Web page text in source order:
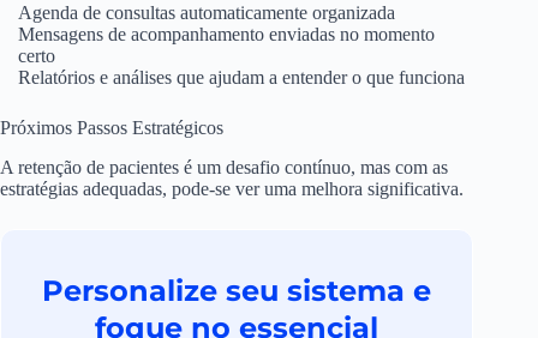
Agenda de consultas automaticamente organizada
Mensagens de acompanhamento enviadas no momento
certo
Relatórios e análises que ajudam a entender o que funciona
Próximos Passos Estratégicos
A retenção de pacientes é um desafio contínuo, mas com as
estratégias adequadas, pode-se ver uma melhora significativa.
Personalize seu sistema e
foque no essencial